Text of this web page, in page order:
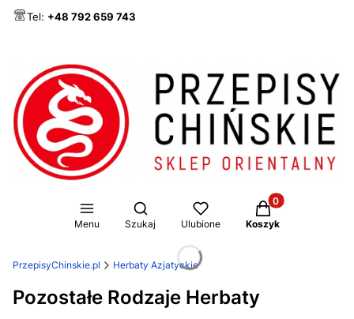
Tel: +48 792 659 743
Menu
Otwórz wyszukiwarkę
Szukaj Ulubione
Produkty w
Koszyk
PrzepisyChinskie.pl Herbaty Azjatyckie
Pozostałe Rodzaje Herbaty